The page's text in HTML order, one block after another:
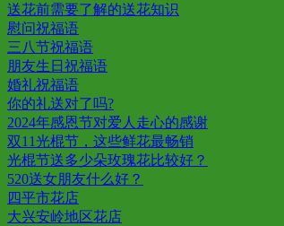
送花前需要了解的送花知识
慰问祝福语
三八节祝福语
朋友生日祝福语
婚礼祝福语
你的礼送对了吗?
2024年感恩节对爱人走心的感谢
双11光棍节，这些鲜花最畅销
光棍节送多少朵玫瑰花比较好？
520送女朋友什么好？
四平市花店
大兴安岭地区花店